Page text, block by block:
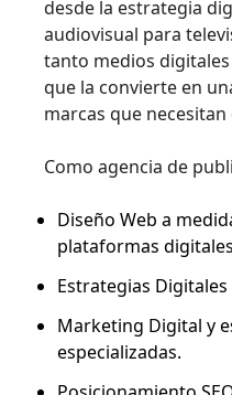
desde la estrategia
audiovisual para
tanto medios
que la convierte en
marcas que
Como agencia de
Diseño Web a
plataformas
Estrategias
Marketing Digital y
especializadas.